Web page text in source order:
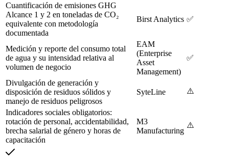
Cuantificación de emisiones GHG
Alcance 1 y 2 en toneladas de CO₂
equivalente con metodología
documentada
Birst Analytics ✅
Medición y reporte del consumo total
de agua y su intensidad relativa al
volumen de negocio
EAM
(Enterprise
Asset
Management)
✅
Divulgación de generación y
disposición de residuos sólidos y
manejo de residuos peligrosos
SyteLine ⚠️
Indicadores sociales obligatorios:
rotación de personal, accidentabilidad,
brecha salarial de género y horas de
capacitación
M3
Manufacturing
⚠️